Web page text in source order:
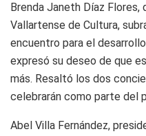
Brenda Janeth Díaz
Vallartense de Cultura,
encuentro para el
expresó su deseo de que
más. Resaltó los dos
celebrarán como parte del
Abel Villa Fernández,